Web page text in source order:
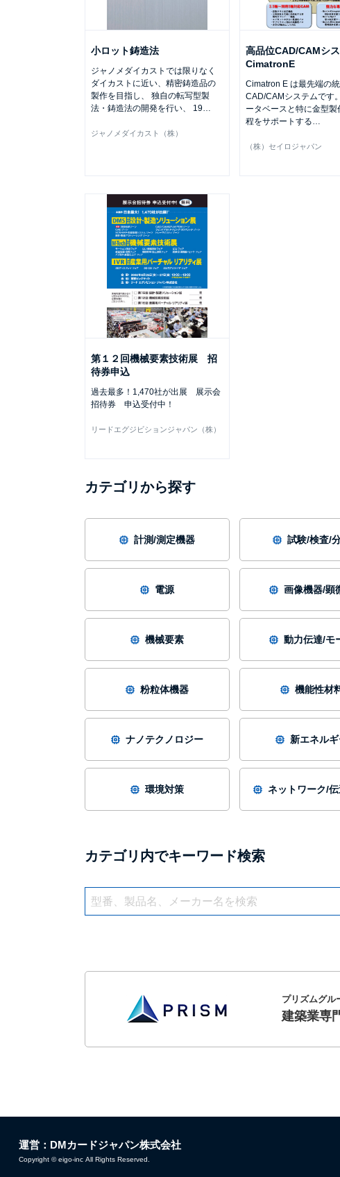
小ロット鋳造法
ジャノメダイカストでは限りなく
ダイカストに近い、精密鋳造品の
製作を目指し、 独自の転写型製
法・鋳造法の開発を行い、 19…
ジャノメダイカスト（株）
高品位CAD/CAMシ
CimatronE
Cimatron E は最先端の
CAD/CAMシステムです
ータベースと特に金型製
程をサポートする…
（株）セイロジャパン
第１２回機械要素技術展 招
待券申込
過去最多！1,470社が出展 展示会
招待券 申込受付中！
リードエグジビションジャパン（株）
カテゴリから探す
計測/測定機器 試験/検査/
電源 画像機器/顕
機械要素 動力伝達/モ
粉粒体機器 機能性材
ナノテクノロジー 新エネル
環境対策 ネットワーク/
カテゴリ内でキーワード検索
プリズムグル
建築業専
運営：DMカードジャパン株式会社
Copyright © eigo-inc All Rights Reserved.